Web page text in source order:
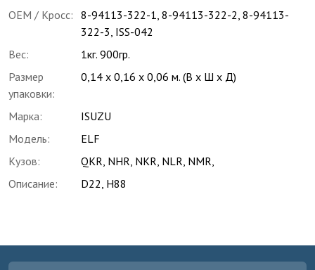
OEM / Кросс: 8-94113-322-1, 8-94113-322-2, 8-94113-
322-3, ISS-042
Вес:
1кг. 900гр.
Размер
упаковки:
0,14 x 0,16 x 0,06 м. (В x Ш x Д)
Марка:
ISUZU
Модель:
ELF
Кузов:
QKR, NHR, NKR, NLR, NMR,
Описание:
D22, H88